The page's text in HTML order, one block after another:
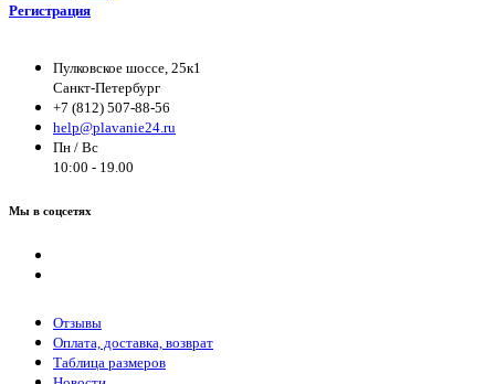
Регистрация
Пулковское шоссе, 25к1
Санкт-Петербург
+7 (812) 507-88-56
help@plavanie24.ru
Пн / Вс
10:00 - 19.00
Мы в соцсетях
Отзывы
Оплата, доставка, возврат
Таблица размеров